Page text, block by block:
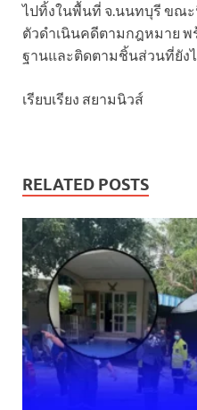
ไปทิ้งในพื้นที่ จ.นนทบุรี ขณ
ตัวดำเนินคดีตามกฎหมาย พ
ฐานและติดตามชิ้นส่วนที่ยัง
เรียบเรียง สยามนิวส์
RELATED POSTS